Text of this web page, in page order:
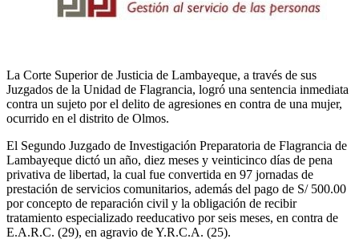
La Corte Superior de Justicia de Lambayeque, a través de sus
Juzgados de la Unidad de Flagrancia, logró una sentencia inmediata
contra un sujeto por el delito de agresiones en contra de una mujer,
ocurrido en el distrito de Olmos.
El Segundo Juzgado de Investigación Preparatoria de Flagrancia de
Lambayeque dictó un año, diez meses y veinticinco días de pena
privativa de libertad, la cual fue convertida en 97 jornadas de
prestación de servicios comunitarios, además del pago de S/ 500.00
por concepto de reparación civil y la obligación de recibir
tratamiento especializado reeducativo por seis meses, en contra de
E.A.R.C. (29), en agravio de Y.R.C.A. (25).